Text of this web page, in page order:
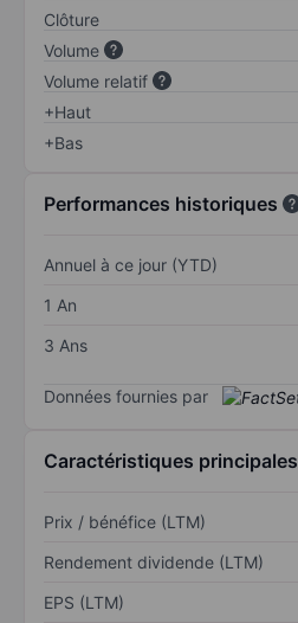
Clôture
Volume
Volume relatif
+Haut
+Bas
Performances historiques
Annuel à ce jour (YTD)
1 An
3 Ans
Données fournies par
Caractéristiques principales
Prix / bénéfice (LTM)
Rendement dividende (LTM)
EPS (LTM)